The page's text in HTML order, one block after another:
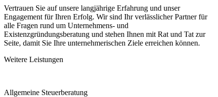
Vertrauen Sie auf unsere langjährige Erfahrung und unser
Engagement für Ihren Erfolg. Wir sind Ihr verlässlicher Partner für
alle Fragen rund um Unternehmens- und
Existenzgründungsberatung und stehen Ihnen mit Rat und Tat zur
Seite, damit Sie Ihre unternehmerischen Ziele erreichen können.
Weitere Leistungen
Allgemeine Steuerberatung